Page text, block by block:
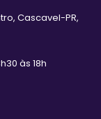
Cascavel-PR,
às 18h